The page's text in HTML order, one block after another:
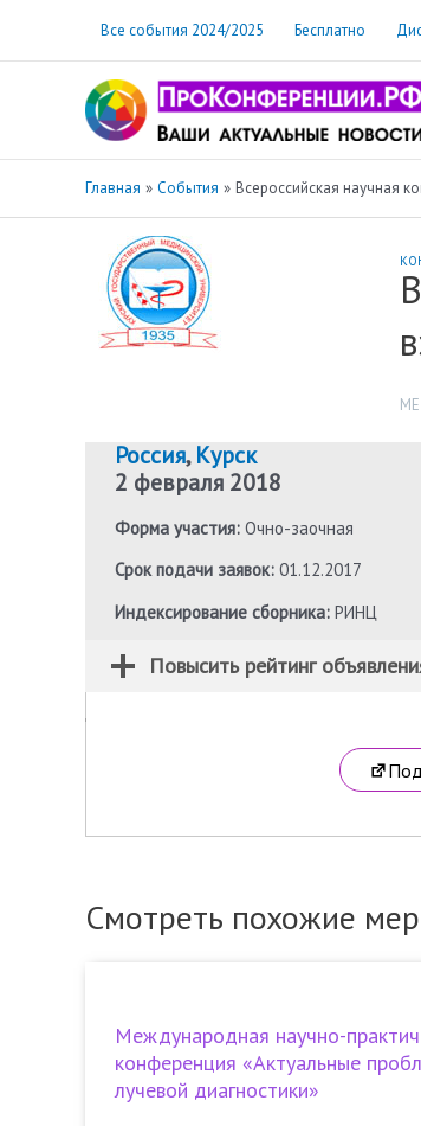
содержимому
Все события 2024/2025 Бесплатно
Главная События Всероссийская научная
Россия,Курск
2 февраля 2018
Форма участия: Очно-заочная
Срок подачи заявок: 01.12.2017
Индексирование сборника: РИНЦ
Повысить рейтинг
Смотреть похожие
Международная научно-
конференция «Актуальные
лучевой диагностики»